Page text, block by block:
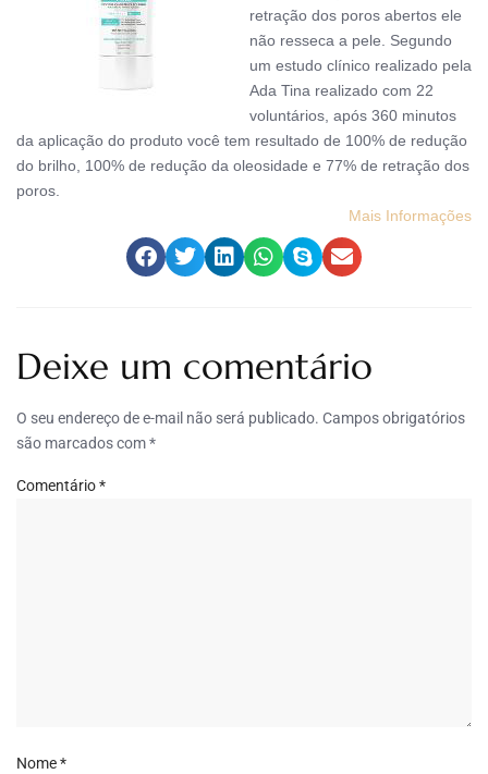
retração dos poros abertos ele
não resseca a pele. Segundo
um estudo clínico realizado pela
Ada Tina realizado com 22
voluntários, após 360 minutos
da aplicação do produto você tem resultado de 100% de redução
do brilho, 100% de redução da oleosidade e 77% de retração dos
poros.
Mais Informações
Deixe um comentário
O seu endereço de e-mail não será publicado. Campos obrigatórios
são marcados com*
Comentário*
Nome*